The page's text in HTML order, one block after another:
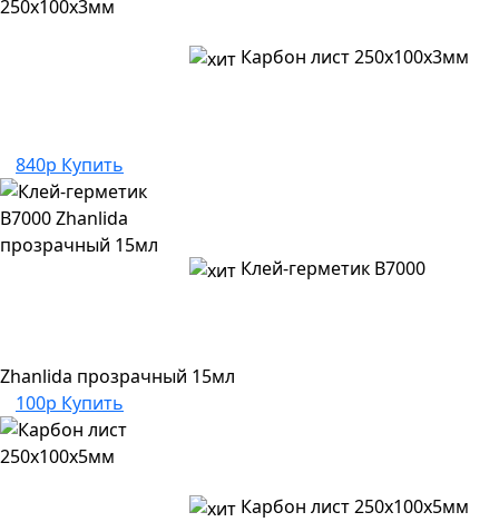
Карбон лист 250х100х3мм
840р Купить
Клей-герметик B7000
Zhanlida прозрачный 15мл
100р Купить
Карбон лист 250х100х5мм